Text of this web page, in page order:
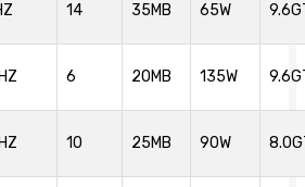
14 35MB 65W
6 20MB 135W
10 25MB 90W